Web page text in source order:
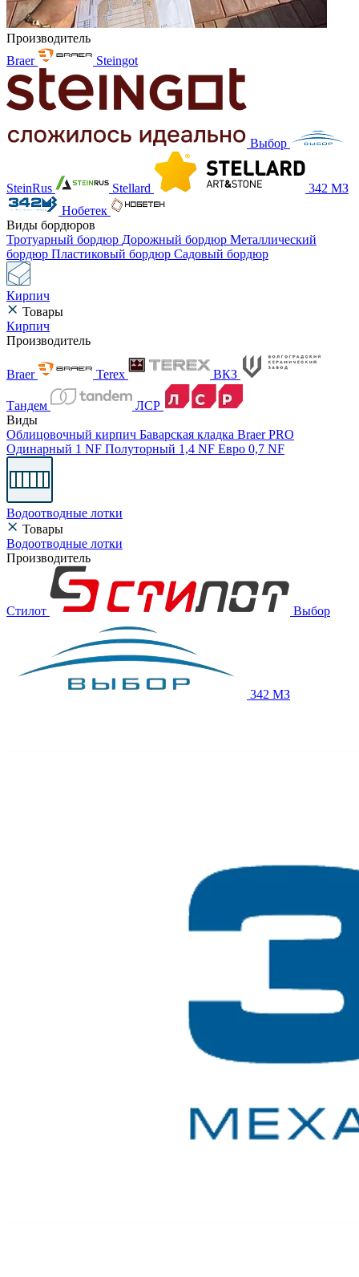
Производитель
Braer
Steingot
Выбор
SteinRus Stellard
342 МЗ
Нобетек
Виды бордюров
Тротуарный бордюр Дорожный бордюр Металлический
бордюр Пластиковый бордюр Садовый бордюр
Кирпич
Товары
Кирпич
Производитель
Braer Terex ВКЗ
Тандем
ЛСР
Виды
Облицовочный кирпич Баварская кладка Braer PRO
Одинарный 1 NF Полуторный 1,4 NF Евро 0,7 NF
Водоотводные лотки
Товары
Водоотводные лотки
Производитель
Стилот Выбор
342 МЗ